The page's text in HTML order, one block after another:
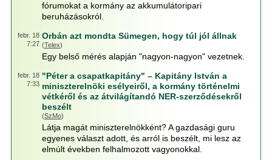
fórumokat a kormány az akkumulátoripari
beruházásokról.
febr. 18
7:27
Orbán azt mondta Sümegen, hogy túl jól állnak
(Telex)
Egy belső mérés alapján "nagyon-nagyon" vezetnek.
febr. 18
7:33
"Péter a csapatkapitány" – Kapitány István a
miniszterelnöki esélyeiről, a kormány történelmi
vétkéről és az átvilágítandó NER-szerződésekről
beszélt
(SzMo)
Látja magát miniszterelnökként? A gazdasági guru
egyenes választ adott, és arról is beszélt, mi lesz az
elmúlt években felhalmozott vagyonokkal.